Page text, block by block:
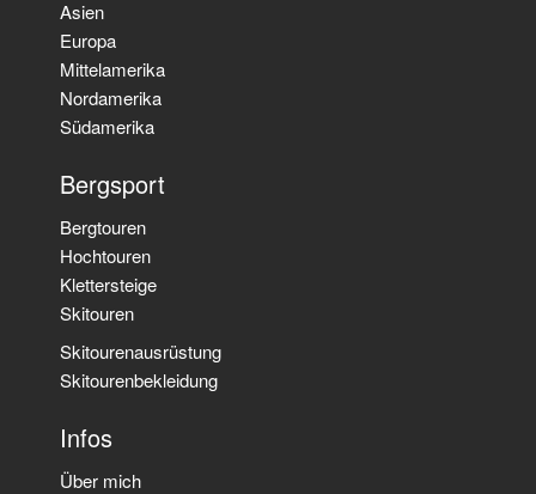
Asien
Europa
Mittelamerika
Nordamerika
Südamerika
Bergsport
Bergtouren
Hochtouren
Klettersteige
Skitouren
Skitourenausrüstung
Skitourenbekleidung
Infos
Über mich